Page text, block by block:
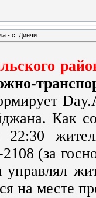
- с. Динчи
Как
(за
на месте